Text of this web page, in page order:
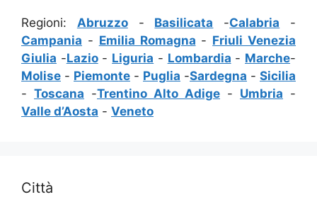
Regioni: Abruzzo- Basilicata -Calabria -
Campania - Emilia Romagna - Friuli Venezia
Giulia -Lazio- Liguria - Lombardia - Marche-
Molise - Piemonte - Puglia -Sardegna - Sicilia
- Toscana -Trentino Alto Adige - Umbria -
Valle d’Aosta - Veneto
Città